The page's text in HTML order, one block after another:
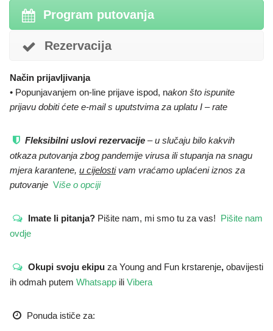
Program putovanja
Rezervacija
Način prijavljivanja
• Popunjavanjem on-line prijave ispod, nakon što ispunite
prijavu dobiti ćete e-mail s uputstvima za uplatu I – rate
Fleksibilni uslovi rezervacije – u slučaju bilo kakvih
otkaza putovanja zbog pandemije virusa ili stupanja na snagu
mjera karantene, u cijelostivam vraćamo uplaćeni iznos za
putovanje Više o opciji
Imate li pitanja? Pišite nam, mi smo tu za vas! Pišite nam
ovdje
Okupi svoju ekipu za Young and Fun krstarenje, obavijesti
ih odmah putem Whatsapp ili Vibera
Ponuda ističe za: